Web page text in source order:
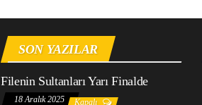
SON YAZILAR
Filenin Sultanları Yarı Finalde
18 Aralık 2025 Kapalı